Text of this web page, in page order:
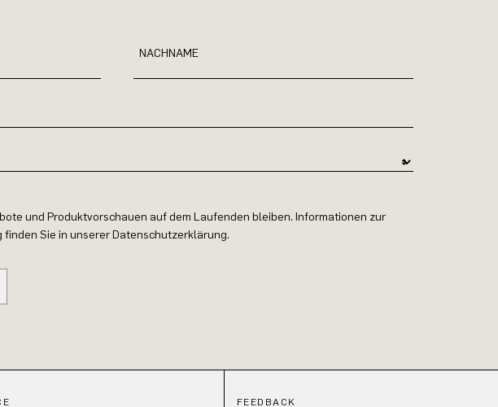
NACHNAME
und Produktvorschauen auf dem Laufenden bleiben. Informationen zur
Sie in unserer Datenschutzerklärung.
FEEDBACK